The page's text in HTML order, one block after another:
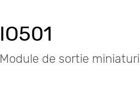
IO501
Module de sortie